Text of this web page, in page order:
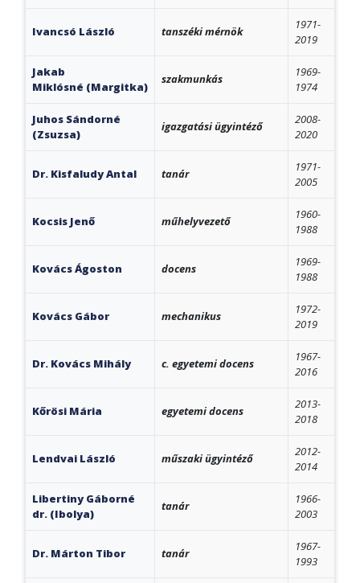
Ivancsó László tanszéki mérnök
1971-
2019
Jakab
Miklósné (Margitka)
szakmunkás
1969-
1974
Juhos Sándorné
(Zsuzsa)
igazgatási ügyintéző
2008-
2020
Dr. Kisfaludy Antal tanár
1971-
2005
Kocsis Jenő műhelyvezető
1960-
1988
Kovács Ágoston docens
1969-
1988
Kovács Gábor mechanikus
1972-
2019
Dr. Kovács Mihály c. egyetemi docens
1967-
2016
Kőrösi Mária egyetemi docens
2013-
2018
Lendvai László műszaki ügyintéző
2012-
2014
Libertiny Gáborné
dr. (Ibolya)
tanár
1966-
2003
Dr. Márton Tibor tanár
1967-
1993